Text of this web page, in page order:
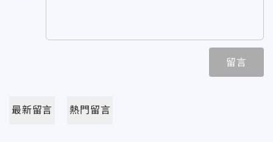
留言
最新留言 熱門留言